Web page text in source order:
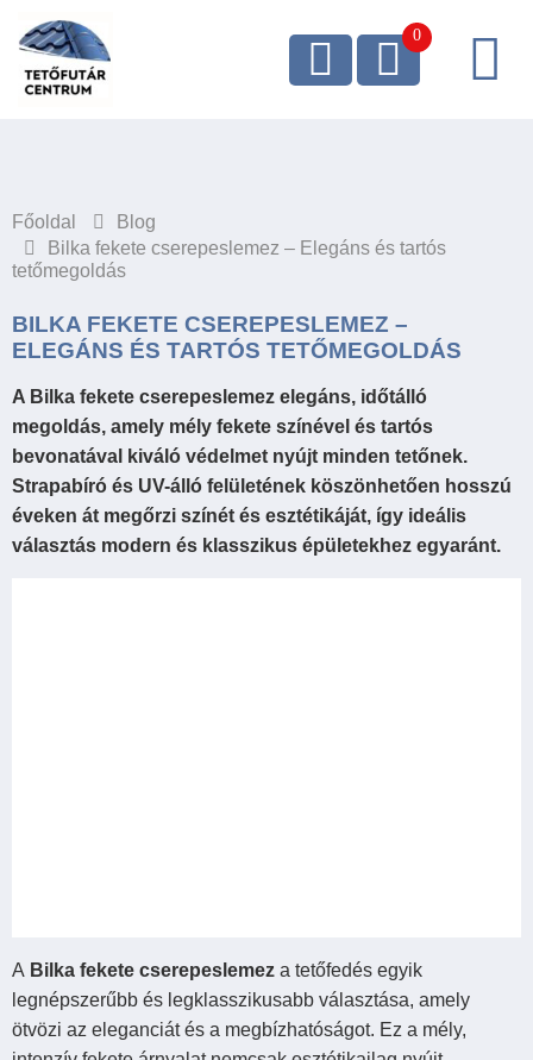
Főoldal
Blog
Bilka fekete cserepeslemez – Elegáns és tartós
tetőmegoldás
BILKA FEKETE CSEREPESLEMEZ –
ELEGÁNS ÉS TARTÓS TETŐMEGOLDÁS
A Bilka fekete cserepeslemez elegáns, időtálló
megoldás, amely mély fekete színével és tartós
bevonatával kiváló védelmet nyújt minden tetőnek.
Strapabíró és UV-álló felületének köszönhetően hosszú
éveken át megőrzi színét és esztétikáját, így ideális
választás modern és klasszikus épületekhez egyaránt.
A Bilka fekete cserepeslemez a tetőfedés egyik
legnépszerűbb és legklasszikusabb választása, amely
ötvözi az eleganciát és a megbízhatóságot. Ez a mély,